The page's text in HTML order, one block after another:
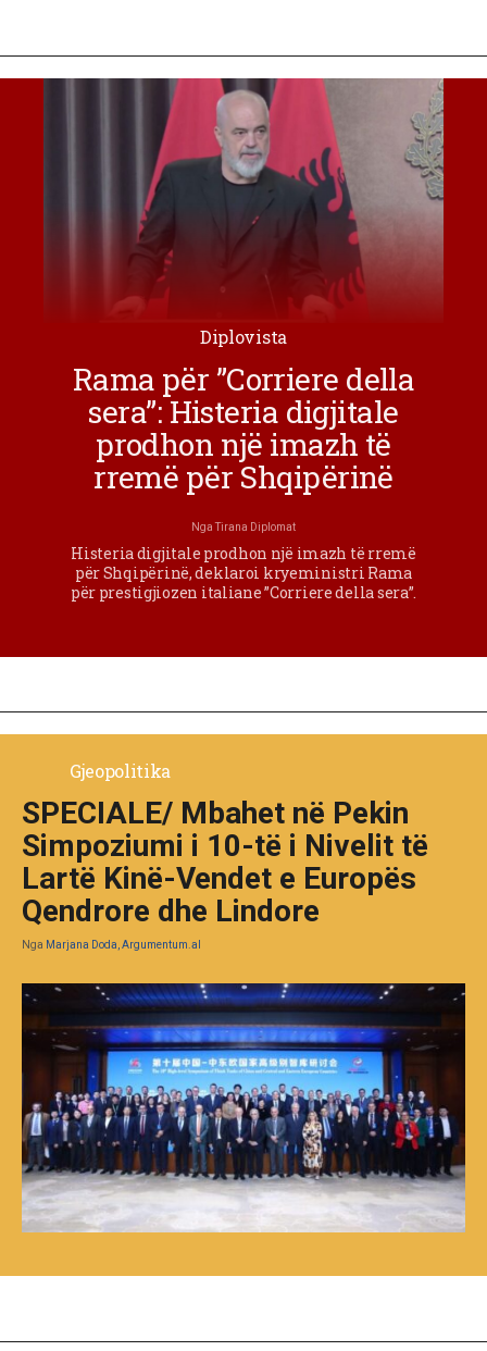
Diplovista
Rama për ”Corriere della
sera”: Histeria digjitale
prodhon një imazh të
rremë për Shqipërinë
NgaTirana Diplomat
Histeria digjitale prodhon një imazh të rremë
për Shqipërinë, deklaroi kryeministri Rama
për prestigjiozen italiane ”Corriere della sera”.
Gjeopolitika
SPECIALE/ Mbahet në Pekin
Simpoziumi i 10-të i Nivelit të
Lartë Kinë-Vendet e Europës
Qendrore dhe Lindore
Nga Marjana Doda, Argumentum.al